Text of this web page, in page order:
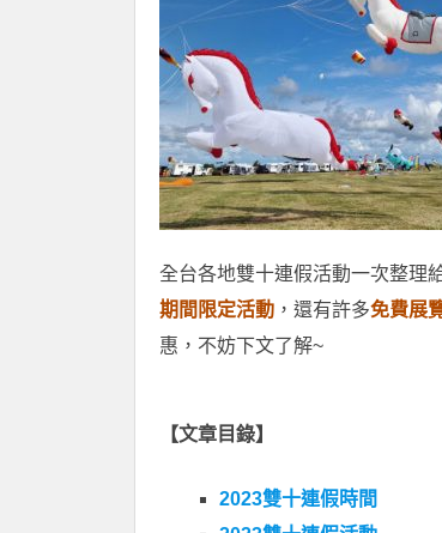
全台各地雙十連假活動一次整理
期間限定活動 ，還有許多免費展
惠，不妨下文了解~
【文章目錄】
2023雙十連假時間